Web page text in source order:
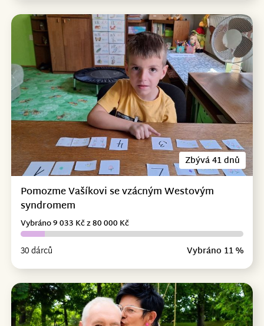
Zbývá 41 dnů
Pomozme Vašíkovi se vzácným Westovým
syndromem
30 dárců Vybráno 11 %
Vybráno 9 033 Kč z 80 000 Kč